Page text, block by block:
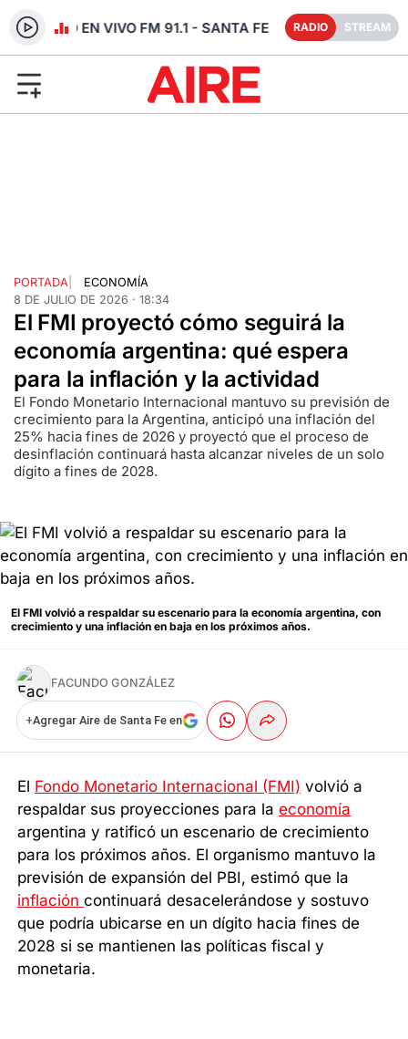
RADIO EN VIVO FM 91.1 - SANTA FE RADIO STREAM
PORTADA
ECONOMÍA
8 DE JULIO DE 2026 · 18:34
El FMI proyectó cómo seguirá la
economía argentina: qué espera
para la inflación y la actividad
El Fondo Monetario Internacional mantuvo su previsión de
crecimiento para la Argentina, anticipó una inflación del
25% hacia fines de 2026 y proyectó que el proceso de
desinflación continuará hasta alcanzar niveles de un solo
dígito a fines de 2028.
El FMI volvió a respaldar su escenario para la economía argentina, con
crecimiento y una inflación en baja en los próximos años.
FACUNDO GONZÁLEZ
+Agregar Aire de Santa Fe en
El Fondo Monetario Internacional (FMI) volvió a
respaldar sus proyecciones para laeconomía
argentina y ratificó un escenario de crecimiento
para los próximos años. El organismo mantuvo la
previsión de expansión del PBI, estimó que la
inflacióncontinuará desacelerándose y sostuvo
que podría ubicarse en un dígito hacia fines de
2028 si se mantienen las políticas fiscal y
monetaria.